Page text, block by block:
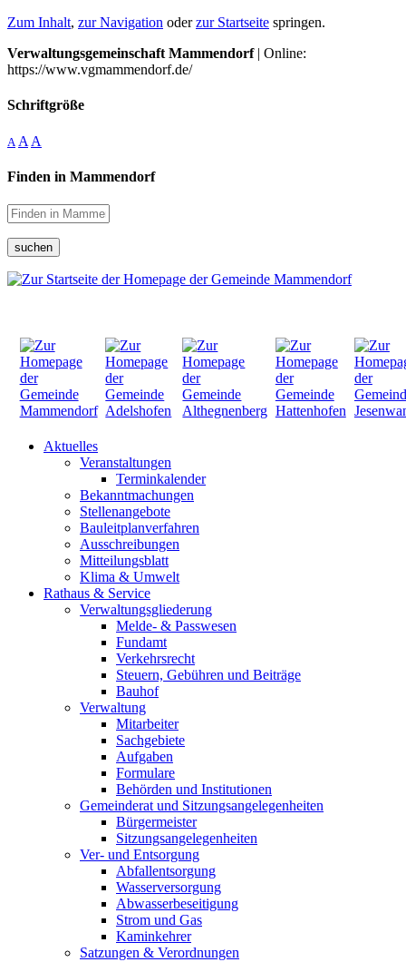
Zum Inhalt, zur Navigation oderzur Startseite springen.
Verwaltungsgemeinschaft Mammendorf| Online:
https://www.vgmammendorf.de/
Schriftgröße
A A A
Finden in Mammendorf
suchen
Aktuelles
Veranstaltungen
Terminkalender
Bekanntmachungen
Stellenangebote
Bauleitplanverfahren
Ausschreibungen
Mitteilungsblatt
Klima & Umwelt
Rathaus & Service
Verwaltungsgliederung
Melde- & Passwesen
Fundamt
Verkehrsrecht
Steuern, Gebühren und Beiträge
Bauhof
Verwaltung
Mitarbeiter
Sachgebiete
Aufgaben
Formulare
Behörden und Institutionen
Gemeinderat und Sitzungsangelegenheiten
Bürgermeister
Sitzungsangelegenheiten
Ver- und Entsorgung
Abfallentsorgung
Wasserversorgung
Abwasserbeseitigung
Strom und Gas
Kaminkehrer
Satzungen & Verordnungen